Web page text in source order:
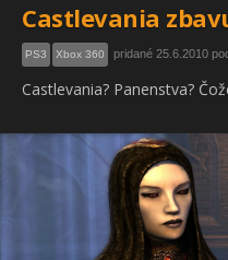
Castlevania
PS3 Xbox 360 pridané 25.6.2010
Castlevania? Panenstva?